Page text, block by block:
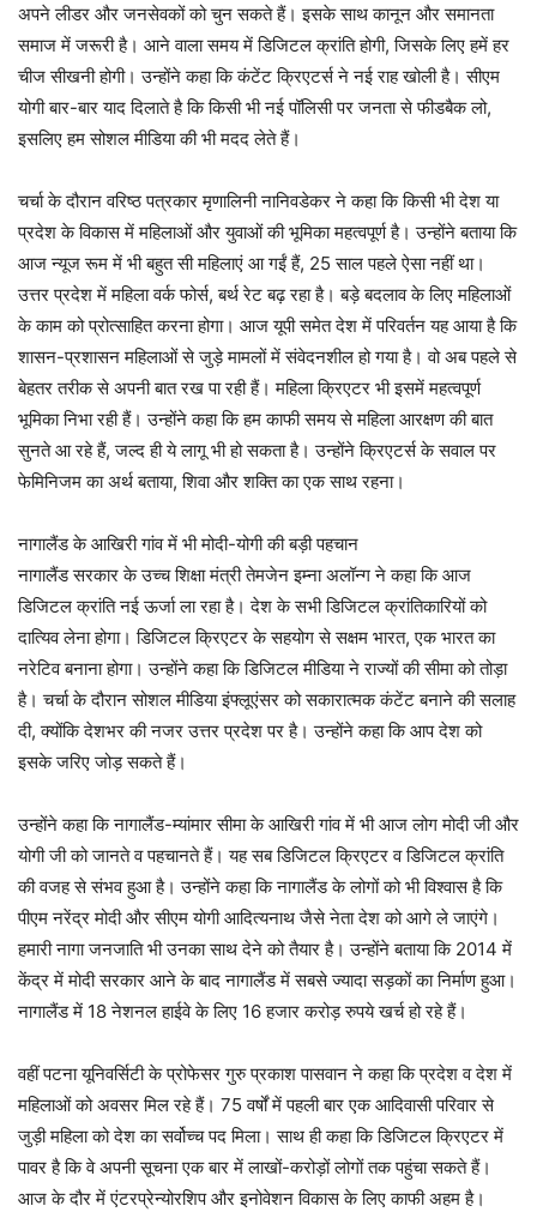
अपने लीडर और जनसेवकों को चुन सकते हैं। इसके साथ कानून और समानता
समाज में जरूरी है। आने वाला समय में डिजिटल क्रांति होगी, जिसके लिए हमें हर
चीज सीखनी होगी। उन्होंने कहा कि कंटेंट क्रिएटर्स ने नई राह खोली है। सीएम
योगी बार-बार याद दिलाते है कि किसी भी नई पॉलिसी पर जनता से फीडबैक लो,
इसलिए हम सोशल मीडिया की भी मदद लेते हैं।
चर्चा के दौरान वरिष्ठ पत्रकार मृणालिनी नानिवडेकर ने कहा कि किसी भी देश या
प्रदेश के विकास में महिलाओं और युवाओं की भूमिका महत्वपूर्ण है। उन्होंने बताया कि
आज न्यूज रूम में भी बहुत सी महिलाएं आ गईं हैं, 25 साल पहले ऐसा नहीं था।
उत्तर प्रदेश में महिला वर्क फोर्स, बर्थ रेट बढ़ रहा है। बड़े बदलाव के लिए महिलाओं
के काम को प्रोत्साहित करना होगा। आज यूपी समेत देश में परिवर्तन यह आया है कि
शासन-प्रशासन महिलाओं से जुड़े मामलों में संवेदनशील हो गया है। वो अब पहले से
बेहतर तरीक से अपनी बात रख पा रही हैं। महिला क्रिएटर भी इसमें महत्वपूर्ण
भूमिका निभा रही हैं। उन्होंने कहा कि हम काफी समय से महिला आरक्षण की बात
सुनते आ रहे हैं, जल्द ही ये लागू भी हो सकता है। उन्होंने क्रिएटर्स के सवाल पर
फेमिनिजम का अर्थ बताया, शिवा और शक्ति का एक साथ रहना।
नागालैंड के आखिरी गांव में भी मोदी-योगी की बड़ी पहचान
नागालैंड सरकार के उच्च शिक्षा मंत्री तेमजेन इम्ना अलॉन्ग ने कहा कि आज
डिजिटल क्रांति नई ऊर्जा ला रहा है। देश के सभी डिजिटल क्रांतिकारियों को
दात्यिव लेना होगा। डिजिटल क्रिएटर के सहयोग से सक्षम भारत, एक भारत का
नरेटिव बनाना होगा। उन्होंने कहा कि डिजिटल मीडिया ने राज्यों की सीमा को तोड़ा
है। चर्चा के दौरान सोशल मीडिया इंफ्लूएंसर को सकारात्मक कंटेंट बनाने की सलाह
दी, क्योंकि देशभर की नजर उत्तर प्रदेश पर है। उन्होंने कहा कि आप देश को
इसके जरिए जोड़ सकते हैं।
उन्होंने कहा कि नागालैंड-म्यांमार सीमा के आखिरी गांव में भी आज लोग मोदी जी और
योगी जी को जानते व पहचानते हैं। यह सब डिजिटल क्रिएटर व डिजिटल क्रांति
की वजह से संभव हुआ है। उन्होंने कहा कि नागालैंड के लोगों को भी विश्वास है कि
पीएम नरेंद्र मोदी और सीएम योगी आदित्यनाथ जैसे नेता देश को आगे ले जाएंगे।
हमारी नागा जनजाति भी उनका साथ देने को तैयार है। उन्होंने बताया कि 2014 में
केंद्र में मोदी सरकार आने के बाद नागालैंड में सबसे ज्यादा सड़कों का निर्माण हुआ।
नागालैंड में 18 नेशनल हाईवे के लिए 16 हजार करोड़ रुपये खर्च हो रहे हैं।
वहीं पटना यूनिवर्सिटी के प्रोफेसर गुरु प्रकाश पासवान ने कहा कि प्रदेश व देश में
महिलाओं को अवसर मिल रहे हैं। 75 वर्षों में पहली बार एक आदिवासी परिवार से
जुड़ी महिला को देश का सर्वोच्च पद मिला। साथ ही कहा कि डिजिटल क्रिएटर में
पावर है कि वे अपनी सूचना एक बार में लाखों-करोड़ों लोगों तक पहुंचा सकते हैं।
आज के दौर में एंटरप्रेन्योरशिप और इनोवेशन विकास के लिए काफी अहम है।